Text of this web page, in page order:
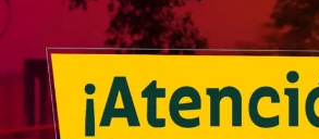
En Vivo
Descarga La APP
Programas
Noticias